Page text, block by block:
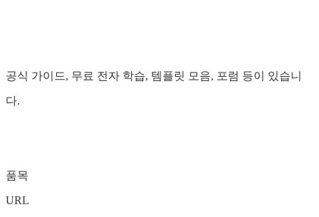
공식 가이드, 무료 전자 학습, 템플릿 모음, 포럼 등이 있습니
다.
품목
URL